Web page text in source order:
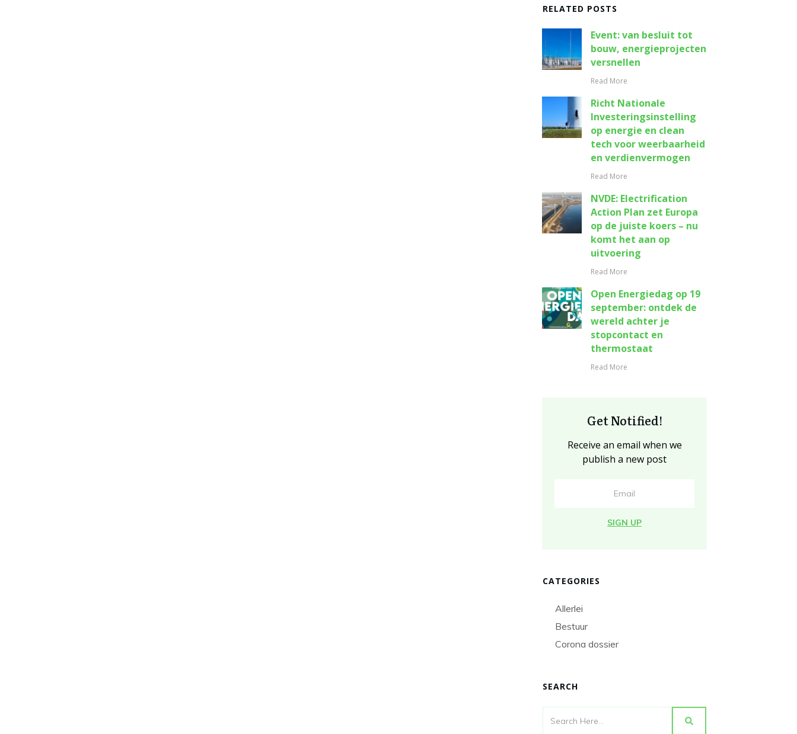
RELATED POSTS
Event: van besluit tot
bouw, energieprojecten
versnellen
Read More
Richt Nationale
Investeringsinstelling
op energie en clean
tech voor weerbaarheid
en verdienvermogen
Read More
NVDE: Electrification
Action Plan zet Europa
op de juiste koers – nu
komt het aan op
uitvoering
Read More
Open Energiedag op 19
september: ontdek de
wereld achter je
stopcontact en
thermostaat
Read More
Get Notified!
Receive an email when we
publish a new post
SIGN UP
CATEGORIES
Allerlei
Bestuur
Corona dossier
SEARCH